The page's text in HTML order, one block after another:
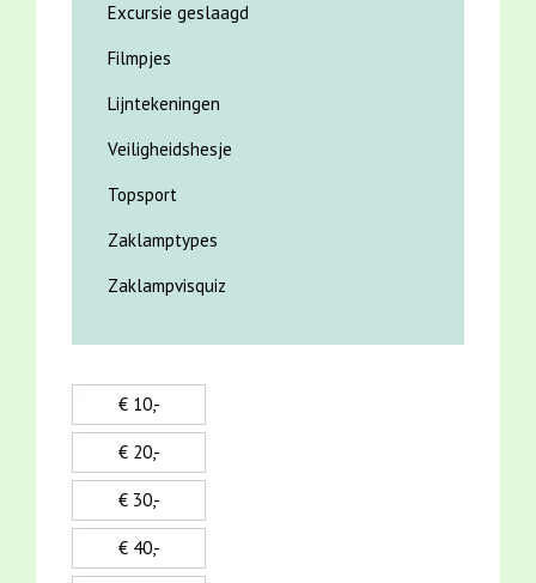
Excursie geslaagd
Filmpjes
Lijntekeningen
Veiligheidshesje
Topsport
Zaklamptypes
Zaklampvisquiz
€ 10,-
€ 20,-
€ 30,-
€ 40,-